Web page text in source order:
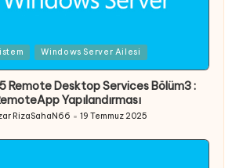
Windows Server Ailesi
Remote Desktop Services Bölüm3 :
Yapılandırması
RizaSahaN66 19 Temmuz 2025